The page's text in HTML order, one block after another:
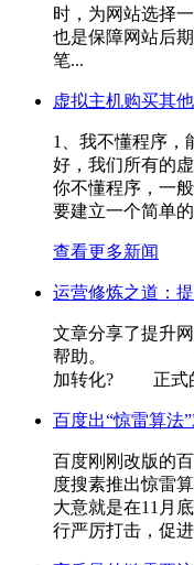
时，为网站选择
也是保障网站后
笔...
虚拟主机购买其
1、我不懂程序，
好，我们所有的
你不懂程序，一
要建立一个简单
查看更多新闻
运营修炼之道：
文章分享了提升
帮助。 如何
加转化? 正式的
百度出“惊雷算法
百度刚刚改版的
度搜素推出惊雷
大意就是在11月
行严厉打击，促